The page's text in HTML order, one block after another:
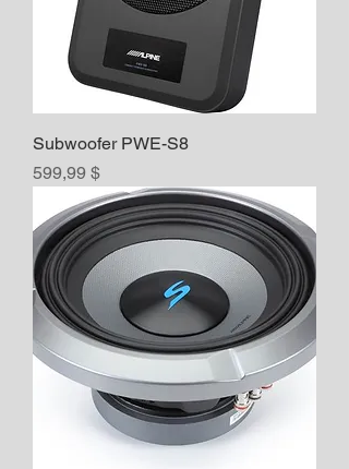
Subwoofer PWE-S8
Prix
599,99 $